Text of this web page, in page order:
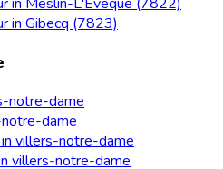
in Gibecq (7823)
notre-dame
dame
villers-notre-dame
villers-notre-dame